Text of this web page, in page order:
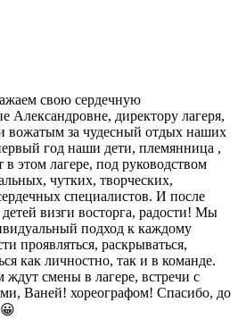
свою сердечную
Александровне, директору лагеря,
вожатым за чудесный отдых наших
год наши дети, племянница ,
этом лагере, под руководством
чутких, творческих,
специалистов. И после
визги восторга, радости! Мы
подход к каждому
проявляться, раскрываться,
как личностно, так и в команде.
ждут смены в лагере, встречи с
Ваней! хореографом! Спасибо, до